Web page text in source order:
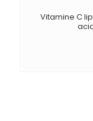
Vitamine C